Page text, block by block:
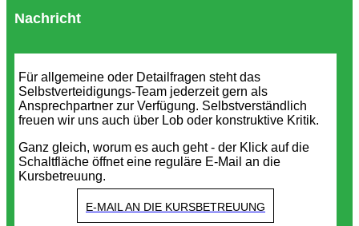
Nachricht
Für allgemeine oder Detailfragen steht das
Selbstverteidigungs-Team jederzeit gern als
Ansprechpartner zur Verfügung. Selbstverständlich
freuen wir uns auch über Lob oder konstruktive Kritik.
Ganz gleich, worum es auch geht - der Klick auf die
Schaltfläche öffnet eine reguläre E-Mail an die
Kursbetreuung.
E-MAIL AN DIE KURSBETREUUNG